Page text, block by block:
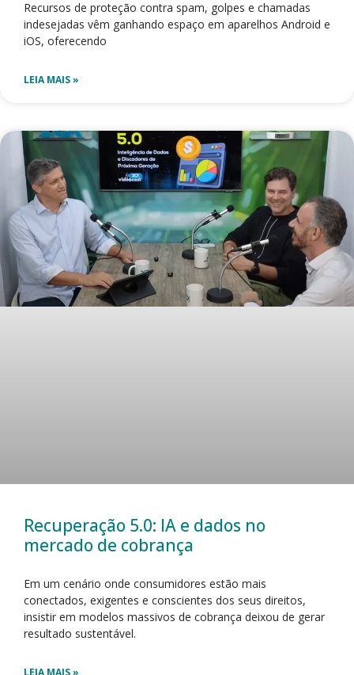
Recursos de proteção contra spam, golpes e chamadas
indesejadas vêm ganhando espaço em aparelhos Android e
iOS, oferecendo
LEIA MAIS »
Recuperação 5.0: IA e dados no
mercado de cobrança
Em um cenário onde consumidores estão mais
conectados, exigentes e conscientes dos seus direitos,
insistir em modelos massivos de cobrança deixou de gerar
resultado sustentável.
LEIA MAIS »